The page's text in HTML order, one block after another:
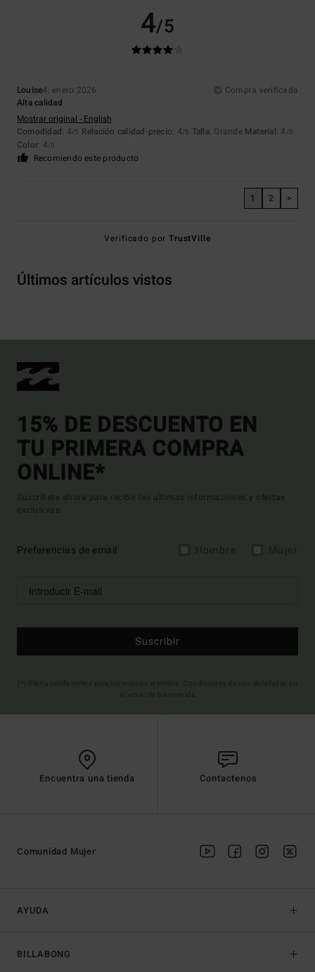
4/5
Louise4. enero 2026
Compra verificada
Alta calidad
Mostrar original - English
Comodidad: 4/5 Relación calidad-precio: 4/5 Talla: Grande Material: 4 /5
Color: 4/5
Recomiendo este producto
1 2 >
Verificado porTrustVille
Últimos artículos vistos
15% DE DESCUENTO EN
TU PRIMERA COMPRA
ONLINE*
Suscríbete ahora para recibir las ultimas informaciones y ofertas
exclusivas.
Preferencias de email
Suscribir
Encuentra una tienda Contactenos
AYUDA
BILLABONG
Comunidad Mujer